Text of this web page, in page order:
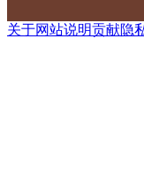
关于网站说明贡献隐